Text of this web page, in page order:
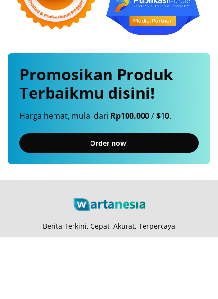
Promosikan Produk
Terbaikmu disini!
Harga hemat, mulai dari Rp100.000/$10.
Order now!
Berita Terkini, Cepat, Akurat, Terpercaya